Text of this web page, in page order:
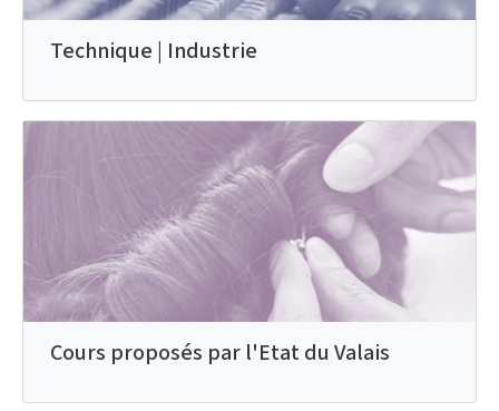
Technique | Industrie
Cours proposés par l'Etat du Valais